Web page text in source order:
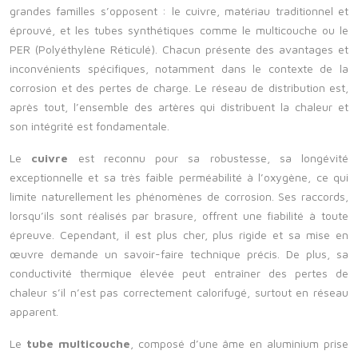
grandes familles s’opposent : le cuivre, matériau traditionnel et
éprouvé, et les tubes synthétiques comme le multicouche ou le
PER (Polyéthylène Réticulé). Chacun présente des avantages et
inconvénients spécifiques, notamment dans le contexte de la
corrosion et des pertes de charge. Le réseau de distribution est,
après tout, l’ensemble des artères qui distribuent la chaleur et
son intégrité est fondamentale.
Le cuivre est reconnu pour sa robustesse, sa longévité
exceptionnelle et sa très faible perméabilité à l’oxygène, ce qui
limite naturellement les phénomènes de corrosion. Ses raccords,
lorsqu’ils sont réalisés par brasure, offrent une fiabilité à toute
épreuve. Cependant, il est plus cher, plus rigide et sa mise en
œuvre demande un savoir-faire technique précis. De plus, sa
conductivité thermique élevée peut entraîner des pertes de
chaleur s’il n’est pas correctement calorifugé, surtout en réseau
apparent.
Le tube multicouche, composé d’une âme en aluminium prise